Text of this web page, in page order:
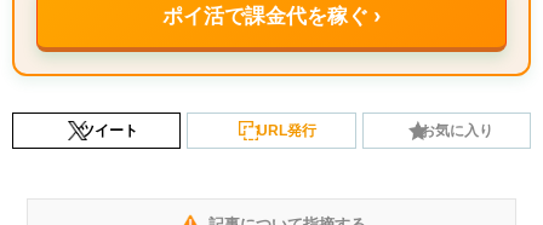
ポイ活で課金代を稼ぐ ›
ツイート URL発行 お気に入り